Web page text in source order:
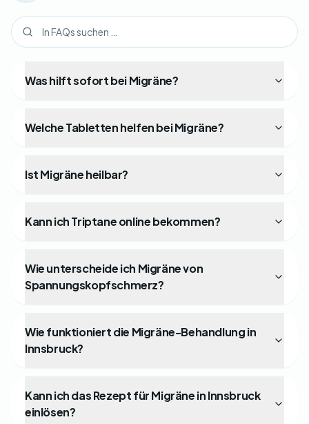
Was hilft sofort bei Migräne?
Welche Tabletten helfen bei Migräne?
Ist Migräne heilbar?
Kann ich Triptane online bekommen?
Wie unterscheide ich Migräne von
Spannungskopfschmerz?
Wie funktioniert die Migräne-Behandlung in
Innsbruck?
Kann ich das Rezept für Migräne in Innsbruck
einlösen?